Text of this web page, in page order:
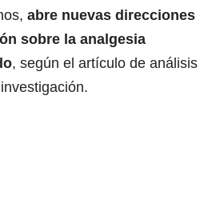
abre nuevas direcciones
sobre la analgesia
, según el artículo de análisis